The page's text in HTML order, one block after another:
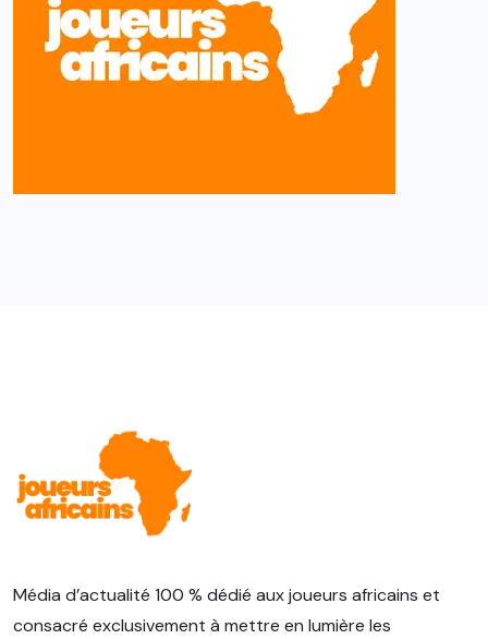
Média d’actualité 100 % dédié aux joueurs africains et
consacré exclusivement à mettre en lumière les